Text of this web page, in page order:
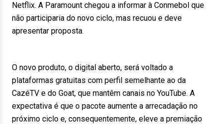
Netflix. A Paramount chegou a informar à Conmebol que
não participaria do novo ciclo, mas recuou e deve
apresentar proposta.
O novo produto, o digital aberto, será voltado a
plataformas gratuitas com perfil semelhante ao da
CazéTV e do Goat, que mantêm canais no YouTube. A
expectativa é que o pacote aumente a arrecadação no
próximo ciclo e, consequentemente, eleve a premiação